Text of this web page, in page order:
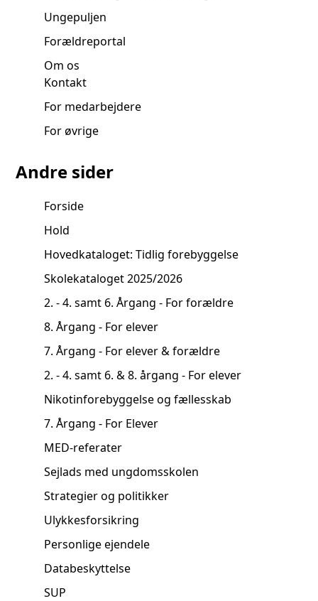
Ungepuljen
Forældreportal
Om os
Kontakt
For medarbejdere
For øvrige
Andre sider
Forside
Hold
Hovedkataloget: Tidlig forebyggelse
Skolekataloget 2025/2026
2. - 4. samt 6. Årgang - For forældre
8. Årgang - For elever
7. Årgang - For elever & forældre
2. - 4. samt 6. & 8. årgang - For elever
Nikotinforebyggelse og fællesskab
7. Årgang - For Elever
MED-referater
Sejlads med ungdomsskolen
Strategier og politikker
Ulykkesforsikring
Personlige ejendele
Databeskyttelse
SUP